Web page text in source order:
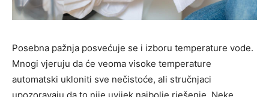
Posebna pažnja posvećuje se i izboru temperature vode.
Mnogi vjeruju da će veoma visoke temperature
automatski ukloniti sve nečistoće, ali stručnjaci